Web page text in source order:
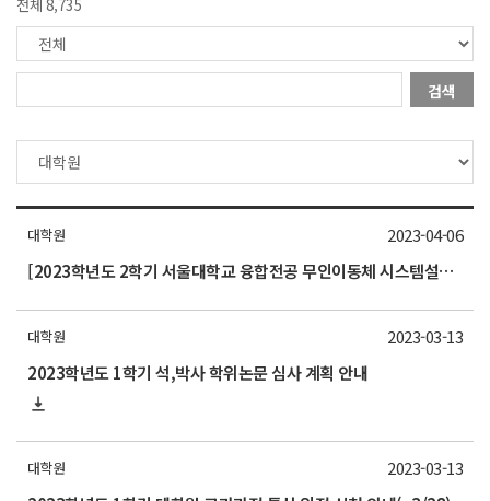
전체 8,735
검색
대학원
[2023학년도 2학기 서울대학교 융합전공 무인이동체 시스템설계 전공생 모집]
2023-04-06
대학원
2023학년도 1학기 석,박사 학위논문 심사 계획 안내
2023-03-13
대학원 2023-03-13